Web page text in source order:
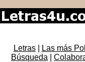
Letras| Las más
Búsqueda